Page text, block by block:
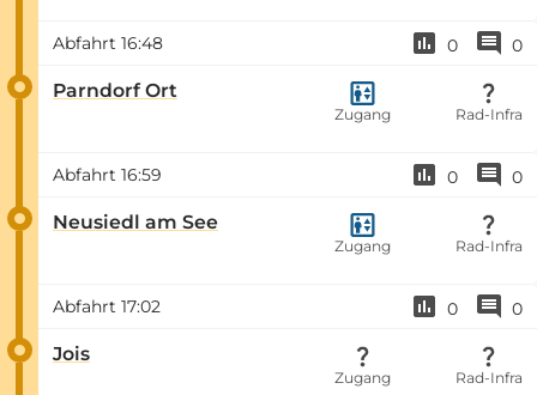
Abfahrt 16:48 0 0
Parndorf Ort
Zugang Rad-Infra
Abfahrt 16:59 0 0
Neusiedl am See
Zugang Rad-Infra
Abfahrt 17:02 0 0
Jois
Zugang Rad-Infra